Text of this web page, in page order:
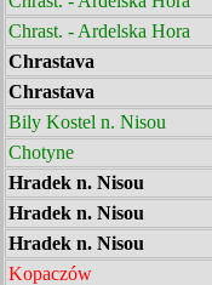
Chrast. - Ardelska Hora
Chrastava
Chrastava
Bily Kostel n. Nisou
Chotyne
Hradek n. Nisou
Hradek n. Nisou
Hradek n. Nisou
Kopaczów